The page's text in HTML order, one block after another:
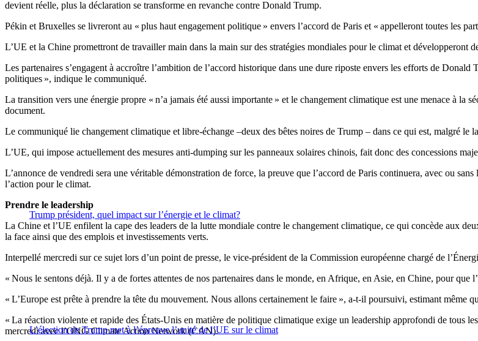
devient réelle, plus la déclaration se transforme en revanche contre Donald Trump.
Pékin et Bruxelles se livreront au « plus haut engagement politique » envers l’accord de Paris et « appelleront toutes les
L’UE et la Chine promettront de travailler main dans la main sur des stratégies mondiales pour le climat et développeront
Les partenaires s’engagent à accroître l’ambition de l’accord historique dans une dure riposte envers les efforts de
politiques », indique le communiqué.
La transition vers une énergie propre « n’a jamais été aussi importante » et le changement climatique est une menace à la
document.
Le communiqué lie changement climatique et libre-échange –deux des bêtes noires de Trump – dans ce qui est, malgré le
L’UE, qui impose actuellement des mesures anti-dumping sur les panneaux solaires chinois, fait donc des concessions
L’annonce de vendredi sera une véritable démonstration de force, la preuve que l’accord de Paris continuera, avec ou
l’action pour le climat.
Trump président, quel impact sur l’énergie et le climat?
Prendre le leadership
La Chine et l’UE enfilent la cape des leaders de la lutte mondiale contre le changement climatique, ce qui concède aux
la face ainsi que des emplois et investissements verts.
Interpellé mercredi sur ce sujet lors d’un point de presse, le vice-président de la Commission européenne chargé de
« Nous le sentons déjà. Il y a de fortes attentes de nos partenaires dans le monde, en Afrique, en Asie, en Chine, pour que
« L’Europe est prête à prendre la tête du mouvement. Nous allons certainement le faire », a-t-il poursuivi, estimant même
L’élection de Trump met à l’épreuve l’unité de l’UE sur le climat
« La réaction violente et rapide des États-Unis en matière de politique climatique exige un leadership approfondi de tous
mercredi avec l’ONG Climate Action Network (CAN).